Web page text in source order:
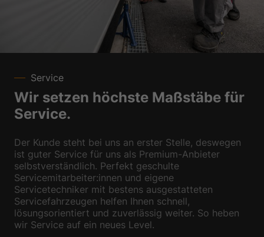
Service
Wir setzen höchste Maßstäbe für
Service.
Der Kunde steht bei uns an erster Stelle, deswegen
ist guter Service für uns als Premium-Anbieter
selbstverständlich. Perfekt geschulte
Servicemitarbeiter:innen und eigene
Servicetechniker mit bestens ausgestatteten
Servicefahrzeugen helfen Ihnen schnell,
lösungsorientiert und zuverlässig weiter. So heben
wir Service auf ein neues Level.